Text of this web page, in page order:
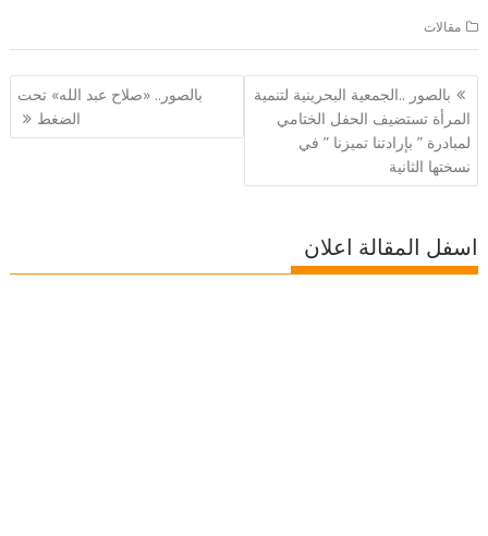
مقالات
تصفّح
المقالات
بالصور ..الجمعية البحرينية لتنمية
المرأة تستضيف الحفل الختامي
لمبادرة ” بإرادتنا تميزنا ” في
نسختها الثانية
بالصور.. «صلاح عبد الله» تحت
الضغط
اسفل المقالة اعلان